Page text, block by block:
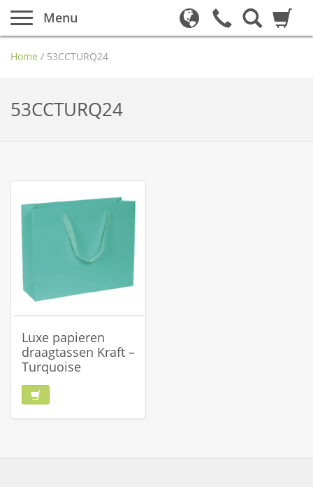
Menu
Home / 53CCTURQ24
53CCTURQ24
Luxe papieren
draagtassen Kraft –
Turquoise